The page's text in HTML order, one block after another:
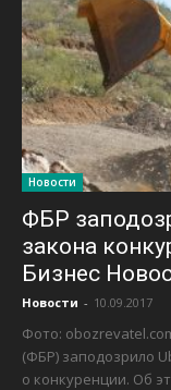
Новости
ФБР
закона
Бизнес
Новости - 10.09.2017
Фото:
(ФБР) заподозрило
о конкуренции. Об